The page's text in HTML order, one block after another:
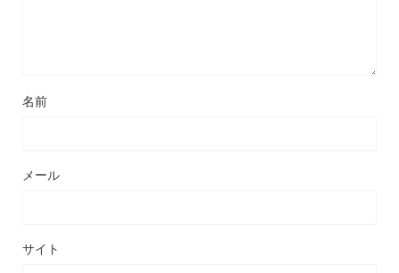
名前
メール
サイト